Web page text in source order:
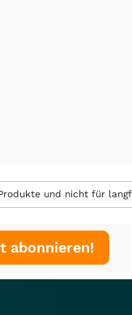
und nicht für
abonnieren!